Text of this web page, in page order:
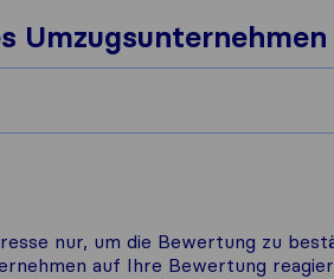
nur, um die Bewertung zu
auf Ihre Bewertung